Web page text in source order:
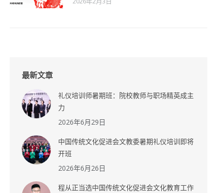
最新文章
礼仪培训师暑期班：院校教师与职场精英成主
力
2026年6月29日
中国传统文化促进会文教委暑期礼仪培训即将
开班
2026年6月26日
程从正当选中国传统文化促进会文化教育工作